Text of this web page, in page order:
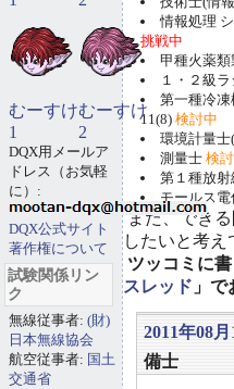
情報処理
挑戦中
甲種火薬類
１・２級
第一種冷
11(8) 検討中
環境計量士
測量士 検
第１種放射
モールス
また、できる
したいと考え
ツッコミに
スレッド 」で
2011年08
備士
むーすけ
1
むーすけ
2
DQX用メールア
ドレス（お気軽
に）:
DQX公式サイト
著作権について
試験関係リン
ク
無線従事者: (財)
日本無線協会
航空従事者: 国土
交通省